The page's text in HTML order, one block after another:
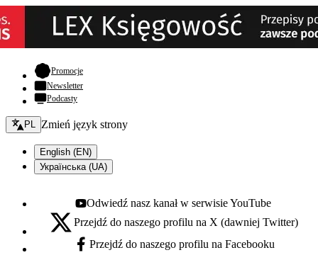
Promocje- otwiera się w nowej karcie
Newsletter
Podcasty
Zmień język - bieżący:
PL Zmień język strony
English (EN)
Українська (UA)
Youtube - otwiera się w nowej karcie
Odwiedź nasz kanał w serwisie YouTube
X - otwiera się w nowej karcie
Przejdź do naszego profilu na X (dawniej Twitter)
Facebook - otwiera się w nowej karcie
Przejdź do naszego profilu na Facebooku